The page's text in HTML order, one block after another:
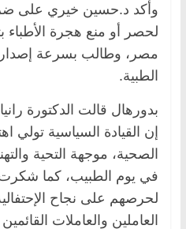
وأكد د.حسين خيري على
لحصر أو منع هجرة
مصر، وطالب بسرعة إصدار
الطبية.
بدورهال قالت الدكتورة
إن القيادة السياسية تولي
الصحية، موجهة التحية
في يوم الطبيب، كما شكرت
لحرصهم على نجاح
العاملين والعاملات